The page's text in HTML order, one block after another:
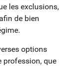
les exclusions,
de bien
options
profession, que